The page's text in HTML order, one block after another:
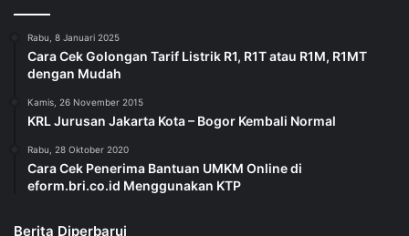
Rabu, 8 Januari 2025
Cara Cek Golongan Tarif Listrik R1, R1T atau R1M, R1MT
dengan Mudah
Kamis, 26 November 2015
KRL Jurusan Jakarta Kota – Bogor Kembali Normal
Rabu, 28 Oktober 2020
Cara Cek Penerima Bantuan UMKM Online di
eform.bri.co.id Menggunakan KTP
Berita Diperbarui